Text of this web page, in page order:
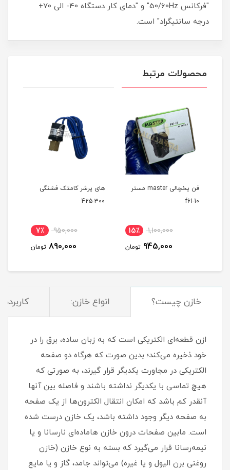
"فرکانس 50/60Hz" و "دمای کار دستگاه 40- الی 70+
درجه سانتیگراد" است.
محصولات مرتبط
فن یخچالی master مستر
f61-10
1,100,000 15٪
945,000 تومان
های پرشر کامتک فشنگی
300-425
950,000 7٪
890,000 تومان
خازن چیست؟ انواع خازن:
ازن قطعه‌ای الکتریکی است که به زبان ساده، برق را در
خود ذخیره می‌کند؛ بدین صورت که هرگاه دو صفحه
الکتریکی در مجاورت یکدیگر قرار گیرند، به صورتی که
هیچ تماسی با یکدیگر نداشته باشند و فاصله بین آنها
آنقدر کم باشد که امکان انتقال الکترون‌ها از یک صفحه
به صفحه دیگر وجود داشته باشد، یک خازن درست شده
است. مابین صفحات درون خازن هاماده‌ای نارسانا و یا
نیمه‌رسانا قرار می‌گیرد که بسته به نوع خازن (خازن
روغنی برن الیول و یا غیره) می‌تواند جامد، گاز و یا مایع